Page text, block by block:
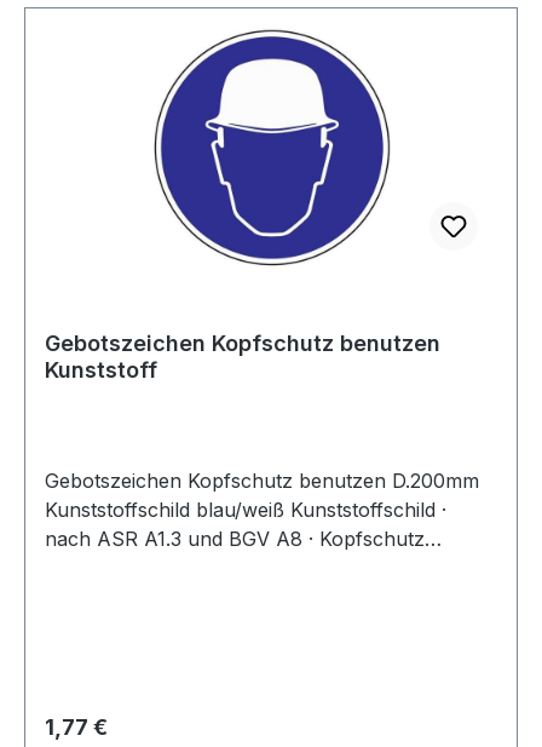
Gebotszeichen Kopfschutz benutzen
Kunststoff
Gebotszeichen Kopfschutz benutzen D.200mm
Kunststoffschild blau/weiß Kunststoffschild ·
nach ASR A1.3 und BGV A8 · Kopfschutz
Regulärer Preis:
1,77 €